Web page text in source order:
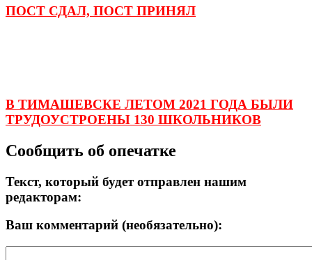
ПОСТ СДАЛ, ПОСТ ПРИНЯЛ
В ТИМАШЕВСКЕ ЛЕТОМ 2021 ГОДА БЫЛИ
ТРУДОУСТРОЕНЫ 130 ШКОЛЬНИКОВ
Сообщить об опечатке
Текст, который будет отправлен нашим
редакторам:
Ваш комментарий (необязательно):